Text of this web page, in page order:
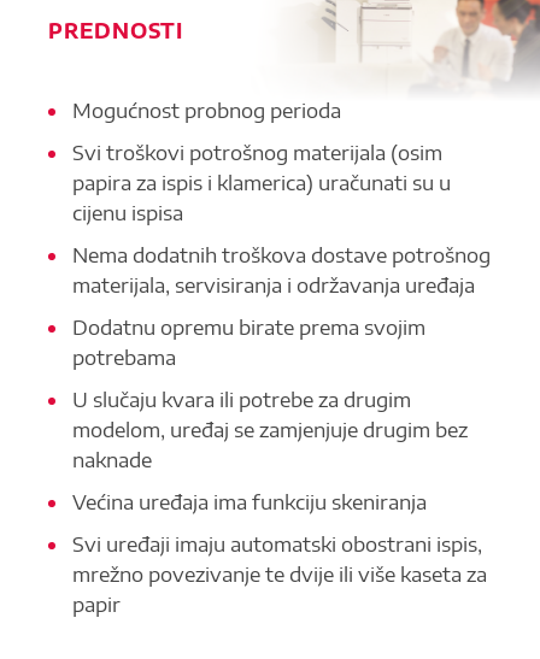
PREDNOSTI
Mogućnost probnog perioda
Svi troškovi potrošnog materijala (osim
papira za ispis i klamerica) uračunati su u
cijenu ispisa
Nema dodatnih troškova dostave potrošnog
materijala, servisiranja i održavanja uređaja
Dodatnu opremu birate prema svojim
potrebama
U slučaju kvara ili potrebe za drugim
modelom, uređaj se zamjenjuje drugim bez
naknade
Većina uređaja ima funkciju skeniranja
Svi uređaji imaju automatski obostrani ispis,
mrežno povezivanje te dvije ili više kaseta za
papir